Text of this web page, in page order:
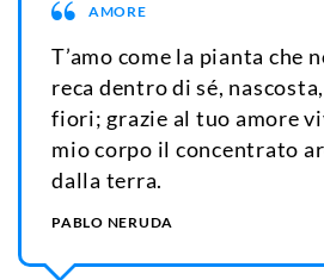
AMORE
T’amo come la pianta che
reca dentro di sé,
fiori; grazie al tuo amore
mio corpo il concentrato
dalla terra.
PABLO NERUDA